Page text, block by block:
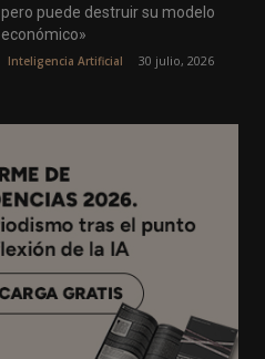
pero puede destruir su modelo
económico»
Inteligencia Artificial 30 julio, 2026